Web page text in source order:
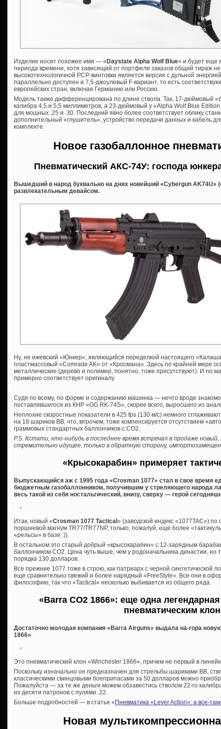
Изделие носит похожее имя — « Daystate Alpha Wolf Blue» и будет еще
периода времени, хотя зависящий от портфеля заказов общий тираж
высокотехнологичной PCP-винтовки является версия с дульной
параллельно доступен и 7,5-джоулевый F-вариант, то есть
европейских стран, включая Германию или Россию.
Модель также дифференцирована по длине ствола. Так, 17-дюймовый
калибра 4,5 и 5,5 миллиметров, а 23-дюймовый у «Alpha Wolf Blue
для мощных .25 и .30. Последний явно более соответствует облику
дополнительный «глушитель», устройство передачи данных и кабель
комплекте.
Новое газобаллонное
Пневматический АКС-74У: господа
Вышедший в народ буквально на днях новейший «Cybergun AK74U»
развлекательным девайсом.
Ну, не ижевский «Юнкер», являющийся переделкой настоящего
пластмассовый «Comrade AK» от «Кросмана». Здесь по крайней мере
металлические (дерево и полимер, понятно, тоже присутствуют). И по
примерно соответствует оригиналу.
Судя по всему, по форме и содержанию машинка — нечто вроде
поставлявшегося из КНР «GG RK-74S», скорее всего, выросшего из
Неплохие скоростные показатели в 425 fps (130 м/с) немного
на 18 шариков ВВ, что, впрочем, тоже компенсируется отсутствием
граммовых стандартных баллончиков с СО2.
P.S. Кстати, кто-нибудь в последнее время встречал в продаже
стремительно идущее, только в обратную сторону,
«Крысокарабин» примеряет
Выпускающийся аж с 1995 года «Crosman 1077» стал в свое время
бюджетным газобаллонником, получившим у стреляющего народа
весь такой из себя ностальгический, внизу, сверху — герой
Итак, новый «Crosman 1077 Tactical» (заводской индекс «1077TAC»)
поршневой магнум TR77/TR77NP, только, пожалуй, еще более
«рельсы» в базе :)).
В остальном это старый добрый «крысокарабин» с 12-зарядным
баллончиком СО2. Цена чуть выше, чем у родоначальника династии, но
порядка 130 долларов.
Все прежние 1077 тоже в строю, как патриарх с черной синтетической
еще сравнительно свежий и более нарядный «FreeStyle». Все они в
философию, так что «Tactical» несколько выбивается из общего ряда.
«Barra CO2 1866»: еще одна
пневматическим
Достаточно молодая компания «Barra Airguns» выдала на-гора
1866»
Это пневматический клон «Winchester 1866», причем не первый в
Поскольку изначально он предназначен для стрельбы шариками ВВ,
классическими свинцовыми боеприпасами за 50 долларов можно
Пожалуйста — за те же деньги можем обзавестись стволом 22-го
из десяти патронов с пулями .22.
Больше подробностей — в статье «Пневматика «Lever Action»: а все-
Новая